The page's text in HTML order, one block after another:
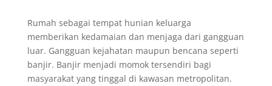
Rumah sebagai tempat hunian keluarga
memberikan kedamaian dan menjaga dari gangguan
luar. Gangguan kejahatan maupun bencana seperti
banjir. Banjir menjadi momok tersendiri bagi
masyarakat yang tinggal di kawasan metropolitan.